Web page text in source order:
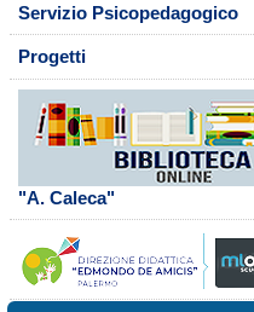
Servizio Psicopedagogico
Progetti
"A. Caleca"